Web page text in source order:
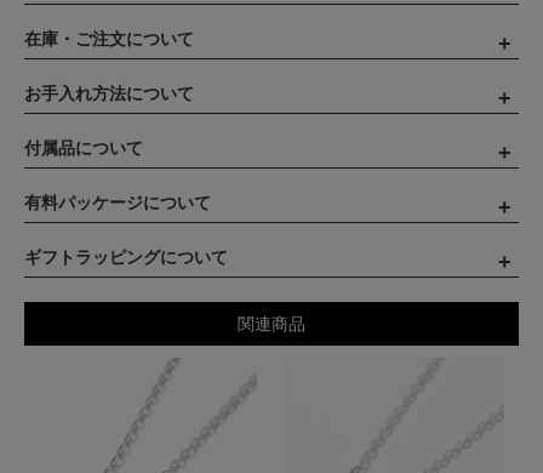
在庫・ご注文について
お手入れ方法について
付属品について
有料パッケージについて
ギフトラッピングについて
関連商品